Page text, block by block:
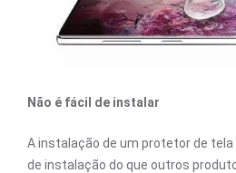
Não é fácil de instalar
A instalação de um protetor de
de instalação do que outros